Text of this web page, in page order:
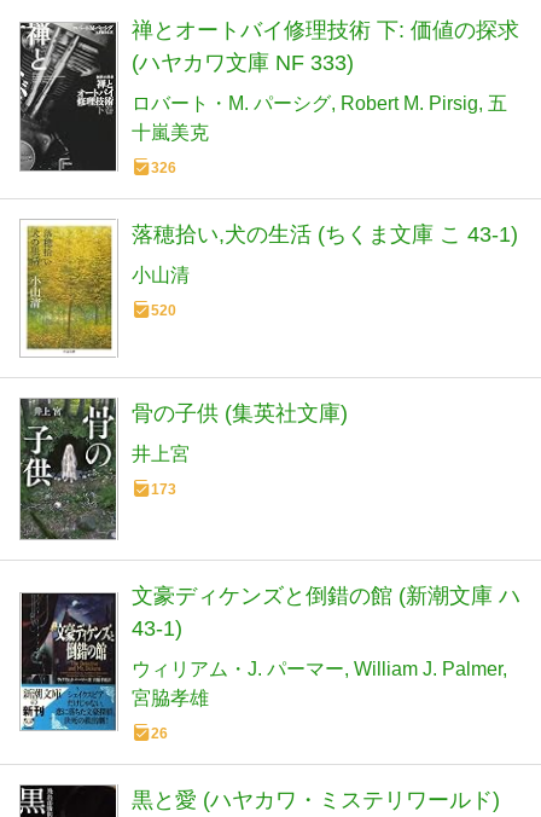
禅とオートバイ修理技術 下: 価値の探求
(ハヤカワ文庫 NF 333)
ロバート・M. パーシグ Robert M. Pirsig 五
十嵐美克
326
落穂拾い,犬の生活 (ちくま文庫 こ 43-1)
小山清
520
骨の子供 (集英社文庫)
井上宮
173
文豪ディケンズと倒錯の館 (新潮文庫 ハ
43-1)
ウィリアム・J. パーマー William J. Palmer
宮脇孝雄
26
黒と愛 (ハヤカワ・ミステリワールド)